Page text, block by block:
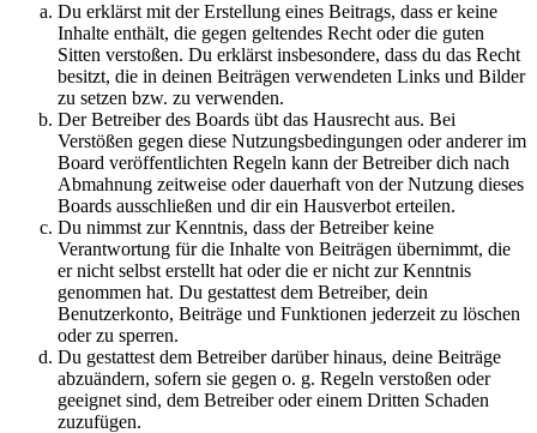
Du erklärst mit der Erstellung eines Beitrags, dass er keine
Inhalte enthält, die gegen geltendes Recht oder die guten
Sitten verstoßen. Du erklärst insbesondere, dass du das Recht
besitzt, die in deinen Beiträgen verwendeten Links und Bilder
zu setzen bzw. zu verwenden.
Der Betreiber des Boards übt das Hausrecht aus. Bei
Verstößen gegen diese Nutzungsbedingungen oder anderer im
Board veröffentlichten Regeln kann der Betreiber dich nach
Abmahnung zeitweise oder dauerhaft von der Nutzung dieses
Boards ausschließen und dir ein Hausverbot erteilen.
Du nimmst zur Kenntnis, dass der Betreiber keine
Verantwortung für die Inhalte von Beiträgen übernimmt, die
er nicht selbst erstellt hat oder die er nicht zur Kenntnis
genommen hat. Du gestattest dem Betreiber, dein
Benutzerkonto, Beiträge und Funktionen jederzeit zu löschen
oder zu sperren.
Du gestattest dem Betreiber darüber hinaus, deine Beiträge
abzuändern, sofern sie gegen o. g. Regeln verstoßen oder
geeignet sind, dem Betreiber oder einem Dritten Schaden
zuzufügen.